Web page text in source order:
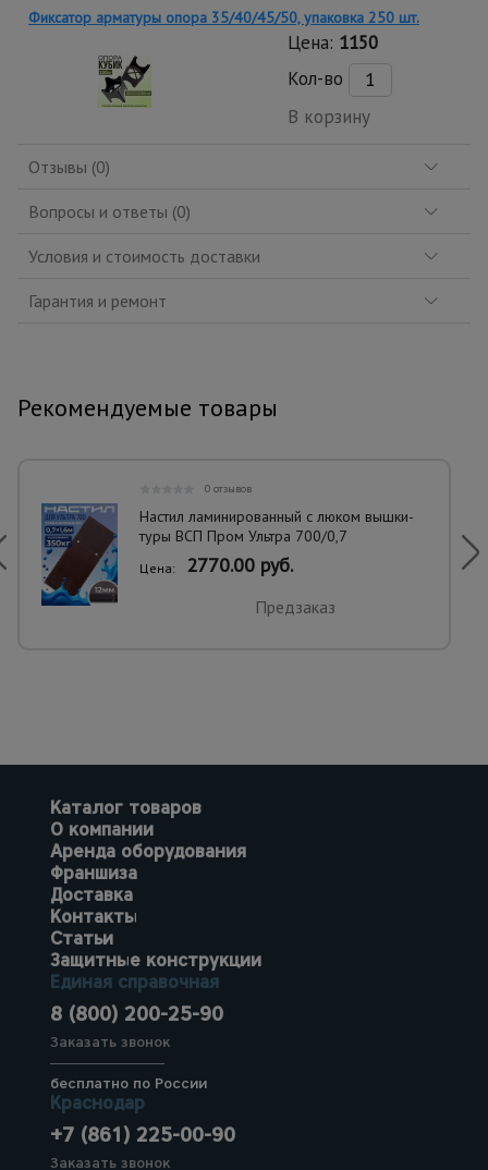
Фиксатор арматуры опора 35/40/45/50, упаковка 250 шт.
Цена: 1150
Кол-во
В корзину
Отзывы (0)
Вопросы и ответы (0)
Условия и стоимость доставки
Гарантия и ремонт
Рекомендуемые товары
0 отзывов
Настил ламинированный с люком вышки-
туры ВСП Пром Ультра 700/0,7
Цена: 2770.00 руб.
Предзаказ
Каталог товаров
О компании
Аренда оборудования
Франшиза
Доставка
Контакты
Статьи
Защитные конструкции
Единая справочная
8 (800) 200-25-90
Заказать звонок
бесплатно по России
Краснодар
+7 (861) 225-00-90
Заказать звонок